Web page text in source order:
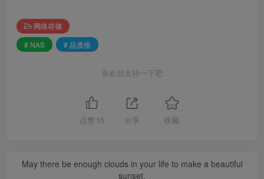
网络存储
# NAS
# 品质推
喜欢就支持一下吧
点赞 15 分享 收藏
May there be enough clouds in your life to make a beautiful
sunset.